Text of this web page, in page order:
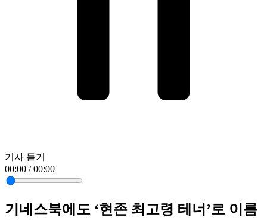
기사 듣기
00:00 / 00:00
기네스북에도 ‘현존 최고령 테너’로 이름